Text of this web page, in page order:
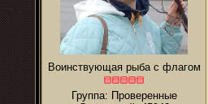
Воинствующая рыба с флагом
Группа: Проверенные